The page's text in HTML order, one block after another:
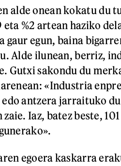
alde onean kokatu du
eta %2 artean haziko
gaur egun, baina
Alde ilunean, berriz,
Gutxi sakondu du
«Industria
antzera jarraituko
Iaz, batez beste,
egoera kaskarra